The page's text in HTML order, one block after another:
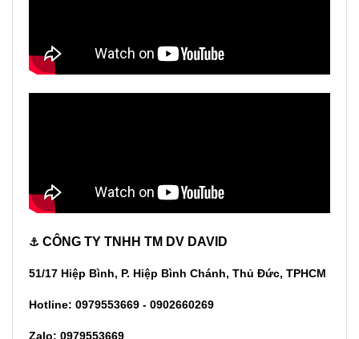
⚓ CÔNG TY TNHH TM DV DAVID
51/17 Hiệp Bình, P. Hiệp Bình Chánh, Thủ Đức, TPHCM
Hotline: 0979553669 - 0902660269
Zalo: 0979553669